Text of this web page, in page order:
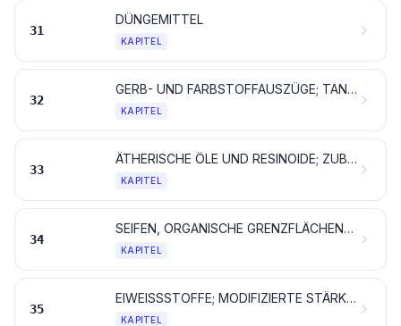
31
DÜNGEMITTEL
KAPITEL
32
GERB- UND FARBSTOFFAUSZÜGE; TANNINE UND IHRE DERIVATE; FARBSTOFFE, PIGMENTE UND ANDERE FARBMITTEL; ANSTRICHFARBEN UND LACKE; KITTE; TINTEN
KAPITEL
33
ÄTHERISCHE ÖLE UND RESINOIDE; ZUBEREITETE RIECH-, KÖRPERPFLEGE- ODER SCHÖNHEITSMITTEL
KAPITEL
34
SEIFEN, ORGANISCHE GRENZFLÄCHENAKTIVE STOFFE, ZUBEREITETE WASCHMITTEL, ZUBEREITETE SCHMIERMITTEL, KÜNSTLICHE WACHSE, ZUBEREITETE WACHSE, SCHUHCREME, SCHEUERPULVER UND DERGLEICHEN, KERZEN UND ÄHNLICHE ERZEUGNISSE, MODELLIERMASSEN, „DENTALWACHS“ UND ZUBEREITUNGEN FÜR ZAHNÄRZTLICHE ZWECKE AUF DER GRUNDLAGE VON GIPS
KAPITEL
35
EIWEISSSTOFFE; MODIFIZIERTE STÄRKE; KLEBSTOFFE; ENZYME
KAPITEL